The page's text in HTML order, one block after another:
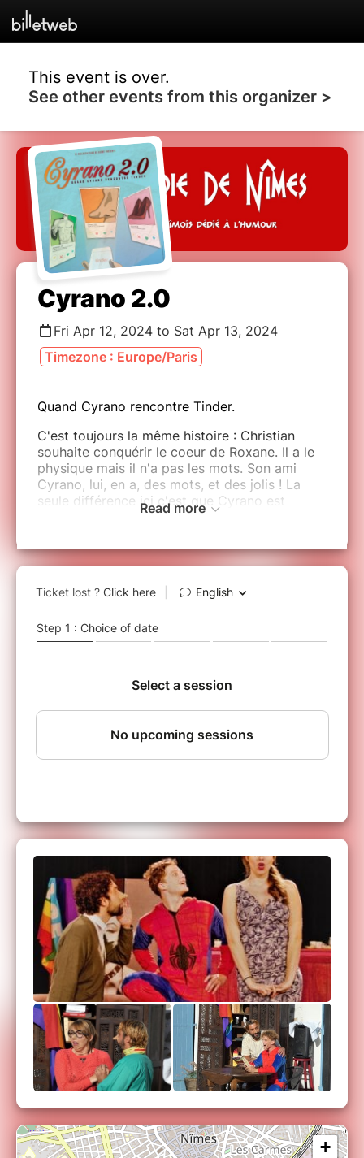
This event is over.
See other events from this organizer >
Cyrano 2.0
Fri Apr 12, 2024 to Sat Apr 13, 2024
Timezone : Europe/Paris
Quand Cyrano rencontre Tinder.
C'est toujours la même histoire : Christian
souhaite conquérir le coeur de Roxane. Il a le
physique mais il n'a pas les mots. Son ami
Cyrano, lui, en a, des mots, et des jolis ! La
seule différence ici c'est que Cyrano est
amoureux de Christian, que Christian est fan
duper aussi facilement !
Les trois héros débarquent dans l'ère
panache ! Quand l'univers d'Edmond Rostand
donne une comédie burlesque, actuelle et
teintée de poésie.
Les réservations via Billetweb (notre partenaire
autorise la tentative de transaction mais ne
suivant (retour sur le site) pour savoir si le
paiement est passé ou non.
Read more
+